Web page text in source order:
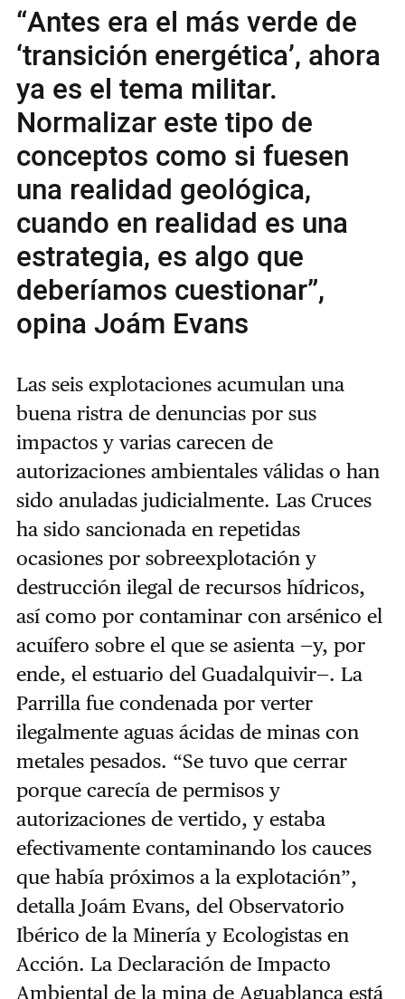
“Antes era el más verde de
‘transición energética’, ahora
ya es el tema militar.
Normalizar este tipo de
conceptos como si fuesen
una realidad geológica,
cuando en realidad es una
estrategia, es algo que
deberíamos cuestionar”,
opina Joám Evans
Las seis explotaciones acumulan una
buena ristra de denuncias por sus
impactos y varias carecen de
autorizaciones ambientales válidas o han
sido anuladas judicialmente. Las Cruces
ha sido sancionada en repetidas
ocasiones por sobreexplotación y
destrucción ilegal de recursos hídricos,
así como por contaminar con arsénico el
acuífero sobre el que se asienta —y, por
ende, el estuario del Guadalquivir—. La
Parrilla fue condenada por verter
ilegalmente aguas ácidas de minas con
metales pesados. “Se tuvo que cerrar
porque carecía de permisos y
autorizaciones de vertido, y estaba
efectivamente contaminando los cauces
que había próximos a la explotación”,
detalla Joám Evans, del Observatorio
Ibérico de la Minería y Ecologistas en
Acción. La Declaración de Impacto
Ambiental de la mina de Aguablanca está